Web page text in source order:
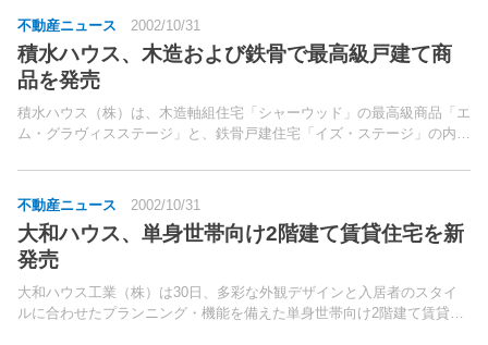
不動産ニュース 2002/10/31
積水ハウス、木造および鉄骨で最高級戸建て商
品を発売
積水ハウス（株）は、木造軸組住宅「シャーウッド」の最高級商品「エ
ム・グラヴィスステージ」と、鉄骨戸建住宅「イズ・ステージ」の内外
売する。同社は、良質な住宅ストックを形成するために...
不動産ニュース 2002/10/31
大和ハウス、単身世帯向け2階建て賃貸住宅を新
発売
大和ハウス工業（株）は30日、多彩な外観デザインと入居者のスタイ
ルに合わせたプランニング・機能を備えた単身世帯向け2階建て賃貸住